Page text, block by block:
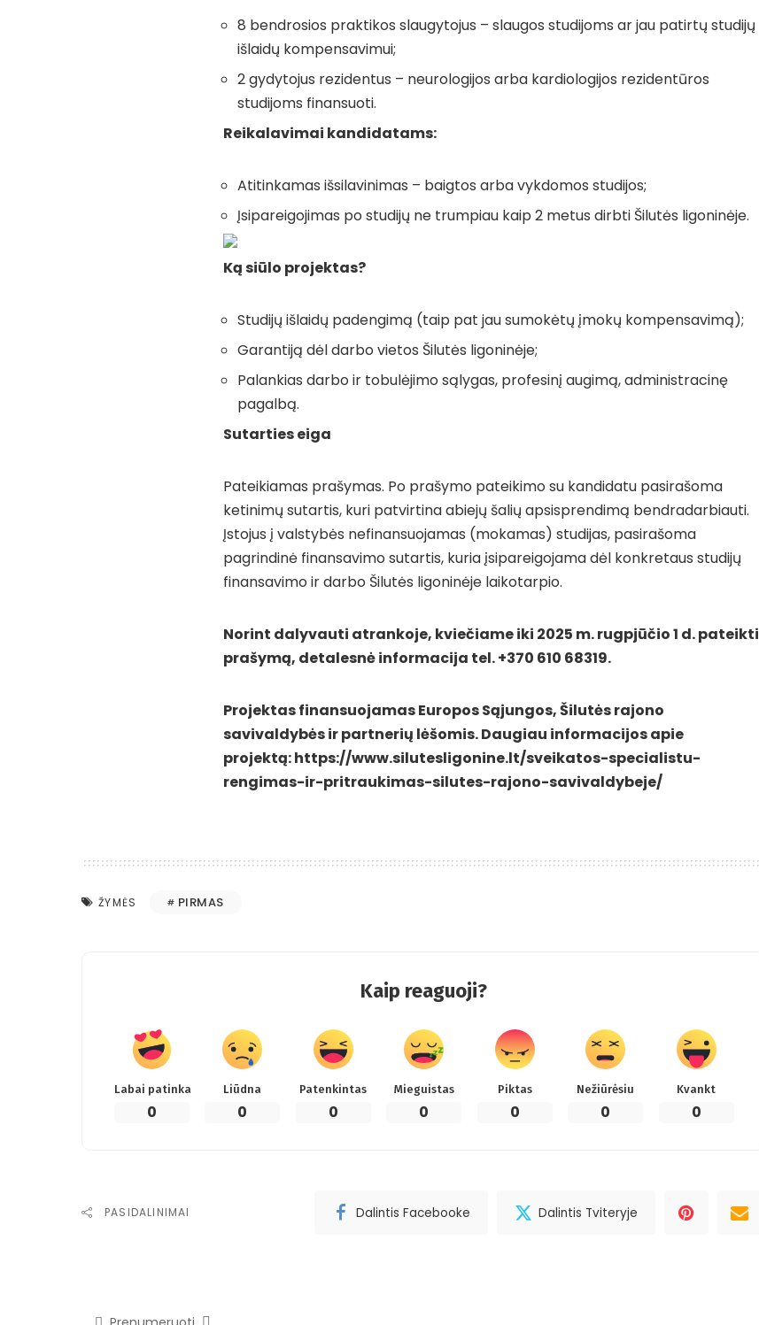
8 bendrosios praktikos slaugytojus – slaugos studijoms ar jau patirtų studijų
išlaidų kompensavimui;
2 gydytojus rezidentus – neurologijos arba kardiologijos rezidentūros
studijoms finansuoti.
Reikalavimai kandidatams:
Atitinkamas išsilavinimas – baigtos arba vykdomos studijos;
Įsipareigojimas po studijų ne trumpiau kaip 2 metus dirbti Šilutės ligoninėje.
Ką siūlo projektas?
Studijų išlaidų padengimą (taip pat jau sumokėtų įmokų kompensavimą);
Garantiją dėl darbo vietos Šilutės ligoninėje;
Palankias darbo ir tobulėjimo sąlygas, profesinį augimą, administracinę
pagalbą.
Sutarties eiga
Pateikiamas prašymas. Po prašymo pateikimo su kandidatu pasirašoma
ketinimų sutartis, kuri patvirtina abiejų šalių apsisprendimą bendradarbiauti.
Įstojus į valstybės nefinansuojamas (mokamas) studijas, pasirašoma
pagrindinė finansavimo sutartis, kuria įsipareigojama dėl konkretaus studijų
finansavimo ir darbo Šilutės ligoninėje laikotarpio.
Norint dalyvauti atrankoje, kviečiame iki 2025 m. rugpjūčio 1 d. pateikti
prašymą, detalesnė informacija tel. +370 610 68319.
Projektas finansuojamas Europos Sąjungos, Šilutės rajono
savivaldybės ir partnerių lėšomis. Daugiau informacijos apie
projektą:https://www.silutesligonine.lt/sveikatos-specialistu-
rengimas-ir-pritraukimas-silutes-rajono-savivaldybeje/
ŽYMĖS PIRMAS
Kaip reaguoji?
Labai patinka
0
Liūdna
0
Patenkintas
0
Mieguistas
0
Piktas
0
Nežiūrėsiu
0
Kvankt
0
PASIDALINIMAI Dalintis Facebooke Dalintis Tviteryje